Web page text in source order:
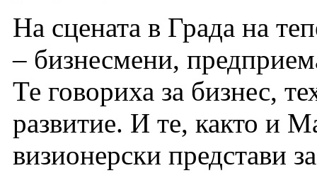
На сцената в Града на
– бизнесмени,
Те говориха за бизнес,
развитие. И те, както и
визионерски представи